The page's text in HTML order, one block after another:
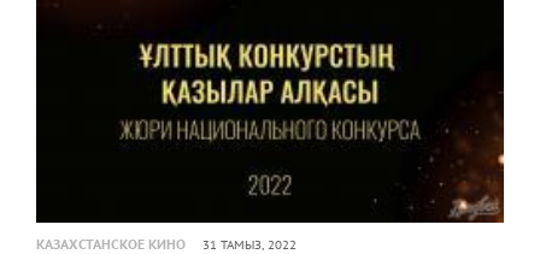
КАЗАХСТАНСКОЕ КИНО 31 ТАМЫЗ, 2022